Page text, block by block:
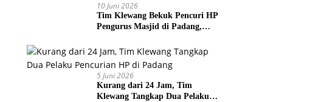
10 Juni 2026
Tim Klewang Bekuk Pencuri HP
Pengurus Masjid di Padang,
Penjara
5 Juni 2026
Kurang dari 24 Jam, Tim
Klewang Tangkap Dua Pelaku